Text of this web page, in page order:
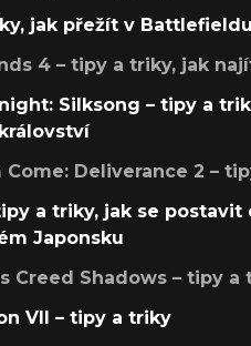
jak přežít v
4 – tipy a triky, jak
Silksong – tipy a
Come: Deliverance 2 –
a triky, jak se
Japonsku
Creed Shadows – tipy a
VII – tipy a triky